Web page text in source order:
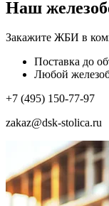
Наш
Закажите ЖБИ в
Поставка до
Любой
+7 (495) 150-77-97
zakaz@dsk-stolica.ru